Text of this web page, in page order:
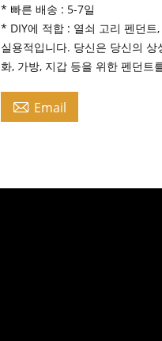
* 빠른 배송 : 5-7일
* DIY에 적합 : 열쇠 고리 펜던트
실용적입니다. 당신은 당신의
화, 가방, 지갑 등을 위한 펜던트
 Email